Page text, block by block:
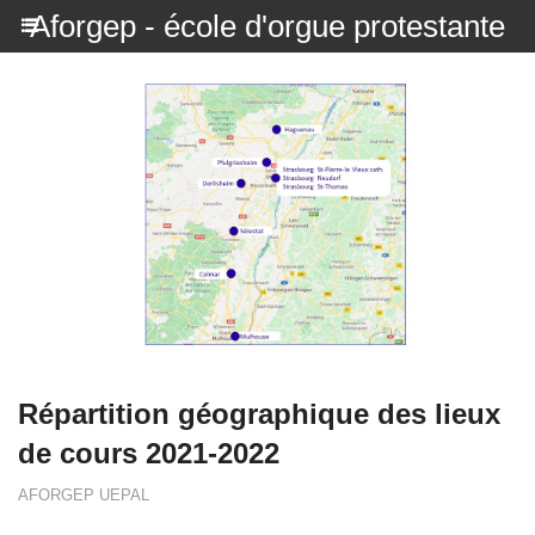
Aforgep - école d'orgue protestante
Répartition géographique des lieux
de cours 2021-2022
AFORGEP UEPAL